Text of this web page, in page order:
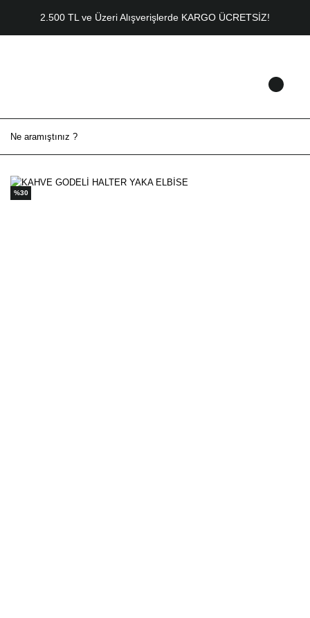
2.500 TL ve Üzeri Alışverişlerde KARGO ÜCRETSİZ!
%30